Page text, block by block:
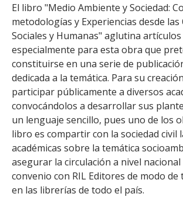
El libro "Medio Ambiente y Sociedad:
metodologías y Experiencias desde las
Sociales y Humanas" aglutina
especialmente para esta obra que
constituirse en una serie de
dedicada a la temática. Para su
participar públicamente a diversos
convocándolos a desarrollar sus
un lenguaje sencillo, pues uno de los
libro es compartir con la sociedad civil
académicas sobre la temática
asegurar la circulación a nivel
convenio con RIL Editores de modo
en las librerías de todo el país.